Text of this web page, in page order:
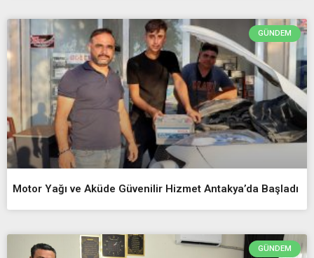
GÜNDEM
Motor Yağı ve Aküde Güvenilir Hizmet Antakya’da Başladı
GÜNDEM